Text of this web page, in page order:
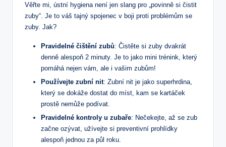
Věřte mi, ústní hygiena není jen slang pro „povinně si čistit
zuby“. Je to váš tajný spojenec v boji proti problémům se
zuby. Jak?
Pravidelné čištění zubů: Čistěte si zuby dvakrát
denně alespoň 2 minuty. Je to jako mini trénink, který
pomáhá nejen vám, ale i vašim zubům!
Používejte zubní nit: Zubní nit je jako superhrdina,
který se dokáže dostat do míst, kam se kartáček
prostě nemůže podívat.
Pravidelné kontroly u zubaře: Nečekejte, až se zub
začne ozývat, užívejte si preventivní prohlídky
alespoň jednou za půl roku.